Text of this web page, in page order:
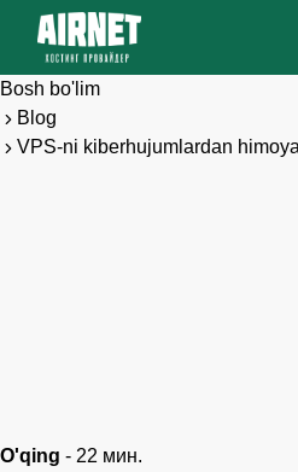
Bosh bo'lim
Blog
VPS-ni kiberhujumlardan
O'qing - 22 мин.